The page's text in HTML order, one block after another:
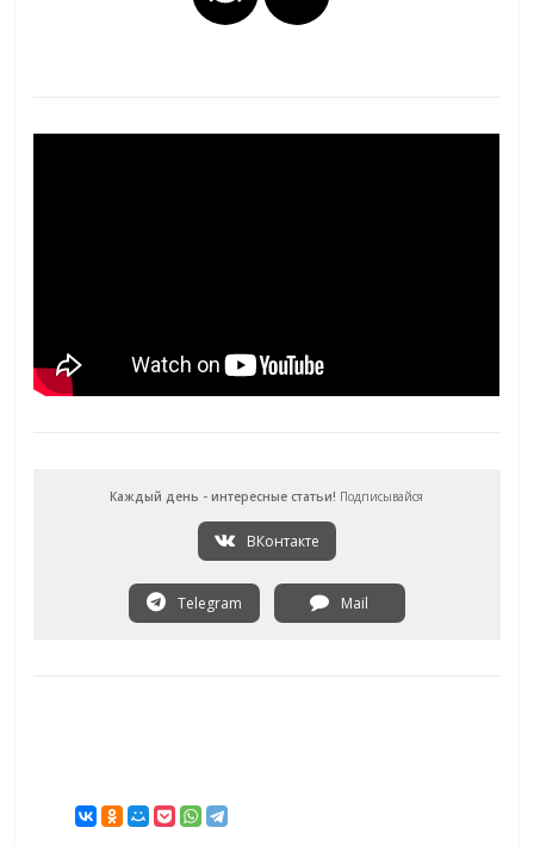
Каждый день - интересные статьи! Подписывайся
ВКонтакте
Telegram Mail